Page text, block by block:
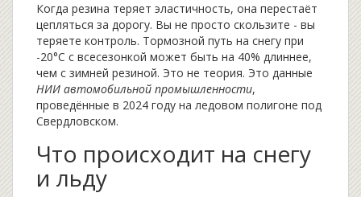
Когда резина теряет эластичность, она перестаёт
цепляться за дорогу. Вы не просто скользите - вы
теряете контроль. Тормозной путь на снегу при
-20°C с всесезонкой может быть на 40% длиннее,
чем с зимней резиной. Это не теория. Это данные
НИИ автомобильной промышленности,
проведённые в 2024 году на ледовом полигоне под
Свердловском.
Что происходит на снегу
и льду